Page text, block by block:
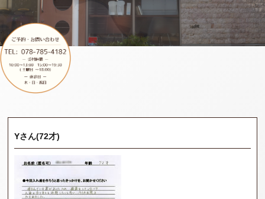
Yさん(72才)